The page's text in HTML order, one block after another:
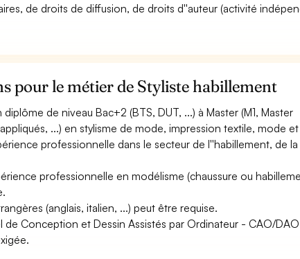
de droits de diffusion, de droits d''auteur (activité
pour le métier de Styliste habillement
de niveau Bac+2 (BTS, DUT, ...) à Master (M1, Master
...) en stylisme de mode, impression textile, mode et
professionnelle dans le secteur de l''habillement, de
professionnelle en modélisme (chaussure ou
(anglais, italien, ...) peut être requise.
de Conception et Dessin Assistés par Ordinateur - CAO/